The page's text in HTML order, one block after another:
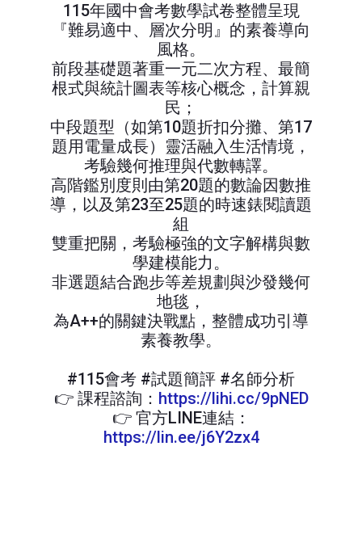
115年國中會考數學試卷整體呈現
『難易適中、層次分明』的素養導向
風格。
前段基礎題著重一元二次方程、最簡
根式與統計圖表等核心概念，計算親
民；
中段題型（如第10題折扣分攤、第17
題用電量成長）靈活融入生活情境，
考驗幾何推理與代數轉譯。
高階鑑別度則由第20題的數論因數推
導，以及第23至25題的時速錶閱讀題
組
雙重把關，考驗極強的文字解構與數
學建模能力。
非選題結合跑步等差規劃與沙發幾何
地毯，
為A++的關鍵決戰點，整體成功引導
素養教學。
#115會考 #試題簡評 #名師分析
👉 課程諮詢： https://lihi.cc/9pNED
👉 官方LINE連結：
https://lin.ee/j6Y2zx4